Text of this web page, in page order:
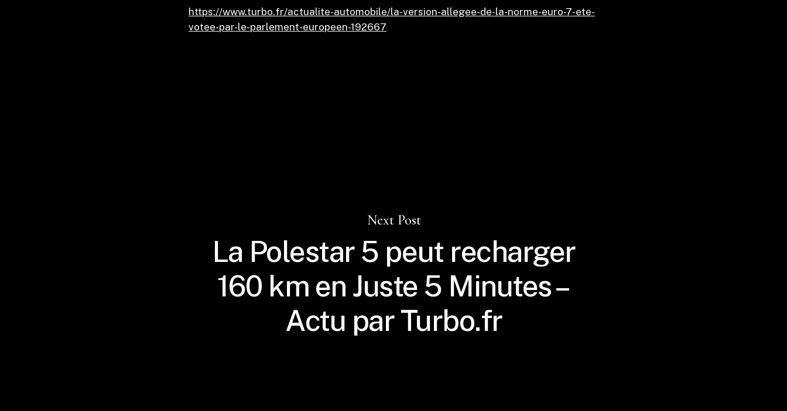
https://www.turbo.fr/actualite-automobile/la-version-allegee-de-la-norme-euro-7-ete-
votee-par-le-parlement-europeen-192667
Next Post
La Polestar 5 peut recharger
160 km en Juste 5 Minutes –
Actu par Turbo.fr